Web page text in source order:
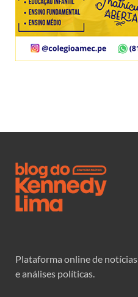
Plataforma online de notícias
e análises políticas.